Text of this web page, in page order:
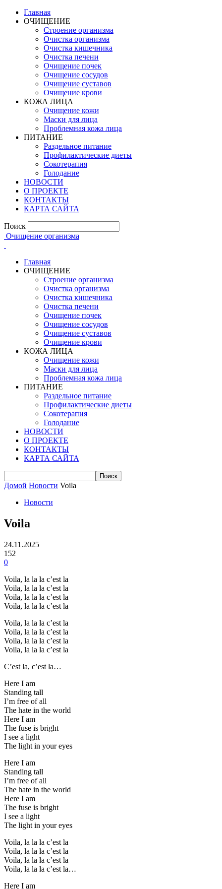
Главная
ОЧИЩЕНИЕ
Строение организма
Очистка организма
Очистка кишечника
Очистка печени
Очищение почек
Очищение сосудов
Очищение суставов
Очищение крови
КОЖА ЛИЦА
Очищение кожи
Маски для лица
Проблемная кожа лица
ПИТАНИЕ
Раздельное питание
Профилактические диеты
Сокотерапия
Голодание
НОВОСТИ
О ПРОЕКТЕ
КОНТАКТЫ
КАРТА САЙТА
Поиск
Очищение организма
Главная
ОЧИЩЕНИЕ
Строение организма
Очистка организма
Очистка кишечника
Очистка печени
Очищение почек
Очищение сосудов
Очищение суставов
Очищение крови
КОЖА ЛИЦА
Очищение кожи
Маски для лица
Проблемная кожа лица
ПИТАНИЕ
Раздельное питание
Профилактические диеты
Сокотерапия
Голодание
НОВОСТИ
О ПРОЕКТЕ
КОНТАКТЫ
КАРТА САЙТА
Домой Новости Voila
Новости
Voila
24.11.2025
152
0
Voila, la la la c’est la
Voila, la la la c’est la
Voila, la la la c’est la
Voila, la la la c’est la
Voila, la la la c’est la
Voila, la la la c’est la
Voila, la la la c’est la
Voila, la la la c’est la
C’est la, c’est la…
Here I am
Standing tall
I’m free of all
The hate in the world
Here I am
The fuse is bright
I see a light
The light in your eyes
Here I am
Standing tall
I’m free of all
The hate in the world
Here I am
The fuse is bright
I see a light
The light in your eyes
Voila, la la la c’est la
Voila, la la la c’est la
Voila, la la la c’est la
Voila, la la la c’est la…
Here I am